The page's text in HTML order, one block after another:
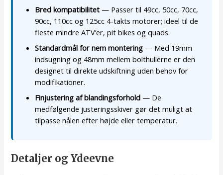
Bred kompatibilitet — Passer til 49cc, 50cc, 70cc,
90cc, 110cc og 125cc 4-takts motorer; ideel til de
fleste mindre ATV’er, pit bikes og quads.
Standardmål for nem montering — Med 19mm
indsugning og 48mm mellem bolthullerne er den
designet til direkte udskiftning uden behov for
modifikationer.
Finjustering af blandingsforhold — De
medfølgende justeringsskiver gør det muligt at
tilpasse nålen efter højde eller temperatur.
Detaljer og Ydeevne